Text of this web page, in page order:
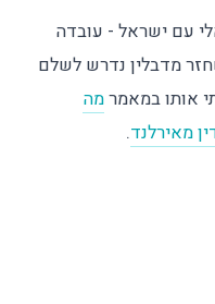
עם ישראל - עובדה
מדבלין נדרש לשלם
אותו במאמרמה
.